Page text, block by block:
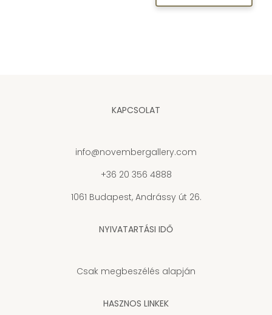
KAPCSOLAT
info@novembergallery.com
+36 20 356 4888
1061 Budapest, Andrássy út 26.
NYIVATARTÁSI IDŐ
Csak megbeszélés alapján
HASZNOS LINKEK